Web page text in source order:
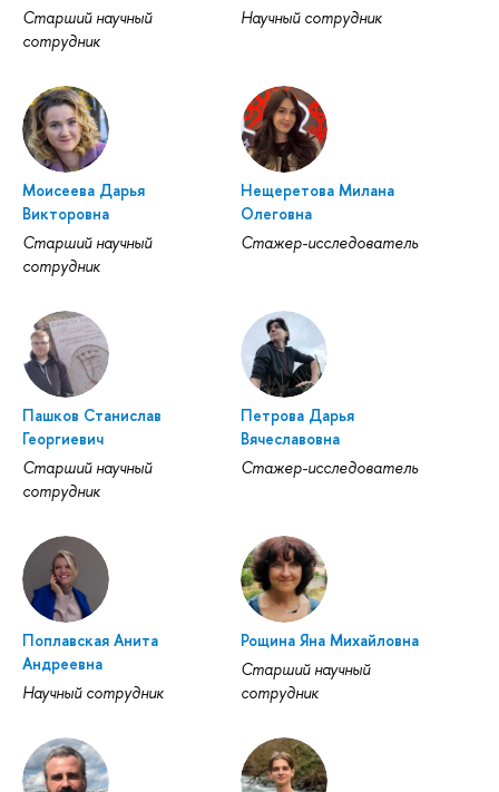
Старший научный
сотрудник
Научный сотрудник
Моисеева Дарья
Викторовна
Старший научный
сотрудник
Нещеретова Милана
Олеговна
Стажер-исследователь
Пашков Станислав
Георгиевич
Старший научный
сотрудник
Петрова Дарья
Вячеславовна
Стажер-исследователь
Поплавская Анита
Андреевна
Научный сотрудник
Рощина Яна Михайловна
Старший научный
сотрудник